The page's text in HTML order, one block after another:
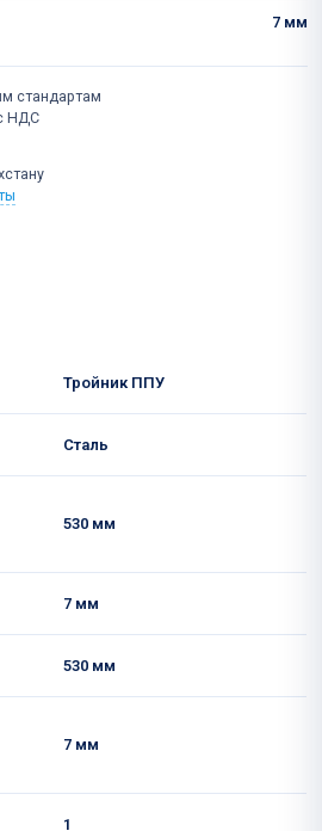
7 мм
стандартам
НДС
Тройник ППУ
Сталь
530 мм
7 мм
530 мм
7 мм
1